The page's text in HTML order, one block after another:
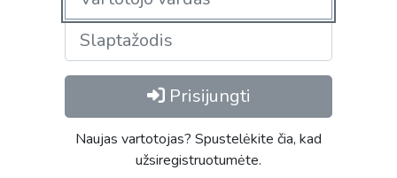
Prisijungti
Naujas vartotojas? Spustelėkite čia, kad
užsiregistruotumėte.